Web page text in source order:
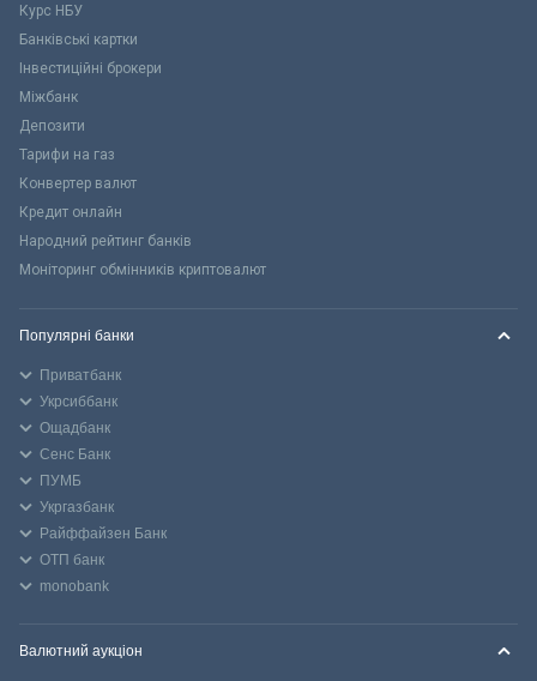
Курс НБУ
Банківські картки
Інвестиційні брокери
Міжбанк
Депозити
Тарифи на газ
Конвертер валют
Кредит онлайн
Народний рейтинг банків
Моніторинг обмінників криптовалют
Популярні банки
Приватбанк
Укрсиббанк
Ощадбанк
Сенс Банк
ПУМБ
Укргазбанк
Райффайзен Банк
ОТП банк
monobank
Валютний аукціон